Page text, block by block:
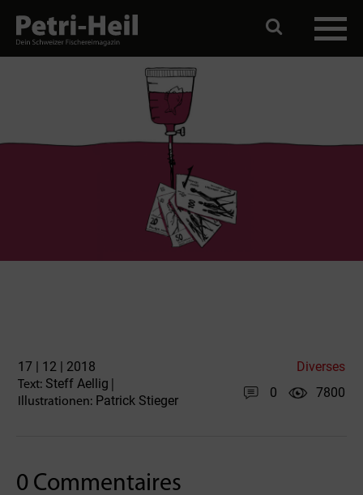
17 | 12 | 2018 Diverses
Text: Steff Aellig
Illustrationen: Patrick Stieger
0 7800
0 Commentaires